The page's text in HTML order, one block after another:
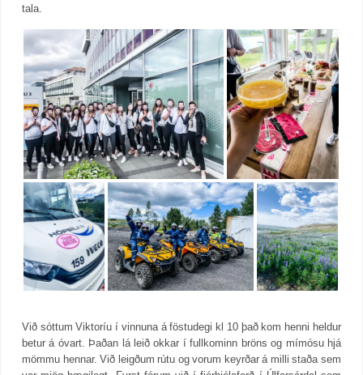
tala.
Við sóttum Viktoríu í vinnuna á föstudegi kl 10 það kom henni heldur
betur á óvart. Þaðan lá leið okkar í fullkominn bröns og mímósu hjá
mömmu hennar.Við leigðum rútu og vorum keyrðar á milli staða sem